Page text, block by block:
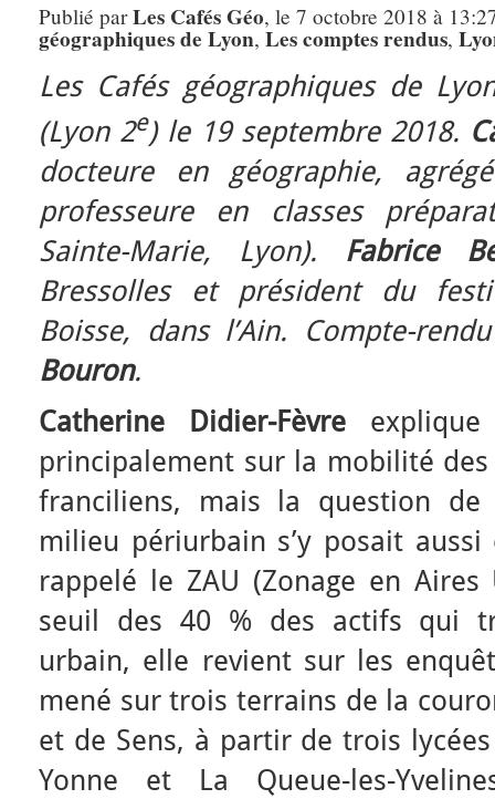
Publié parLes Cafés Géo, le 7 octobre 2018 à
géographiques de Lyon, Les comptes rendus,
Les Cafés géographiques de
(Lyon 2e) le 19 septembre 2018.
docteure en géographie,
professeure en classes
Sainte-Marie, Lyon). Fabrice
Bressolles et président du
Boisse, dans l’Ain. Compte-
Bouron.
Catherine Didier-Fèvre
principalement sur la mobilité des
franciliens, mais la question de
milieu périurbain s’y posait
rappelé le ZAU (Zonage en
seuil des 40 % des actifs qui
urbain, elle revient sur les
mené sur trois terrains de la
et de Sens, à partir de trois
Yonne et La Queue-les-